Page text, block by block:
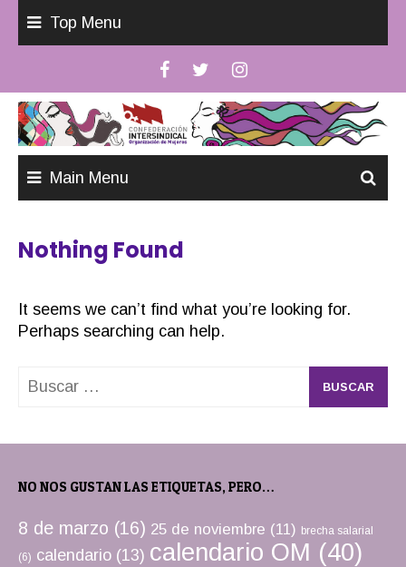
Top Menu
Main Menu
Nothing Found
It seems we can’t find what you’re looking for.
Perhaps searching can help.
Buscar:
NO NOS GUSTAN LAS ETIQUETAS, PERO…
8 de marzo (16) 25 de noviembre (11) brecha salarial
(6) calendario (13) calendario OM (40)